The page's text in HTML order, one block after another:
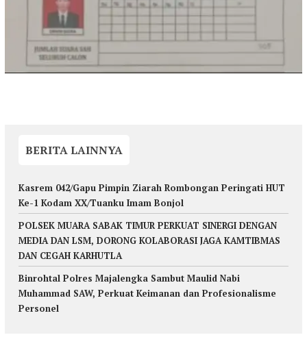
BERITA LAINNYA
Kasrem 042/Gapu Pimpin Ziarah Rombongan Peringati HUT
Ke-1 Kodam XX/Tuanku Imam Bonjol
POLSEK MUARA SABAK TIMUR PERKUAT SINERGI DENGAN
MEDIA DAN LSM, DORONG KOLABORASI JAGA KAMTIBMAS
DAN CEGAH KARHUTLA
Binrohtal Polres Majalengka Sambut Maulid Nabi
Muhammad SAW, Perkuat Keimanan dan Profesionalisme
Personel